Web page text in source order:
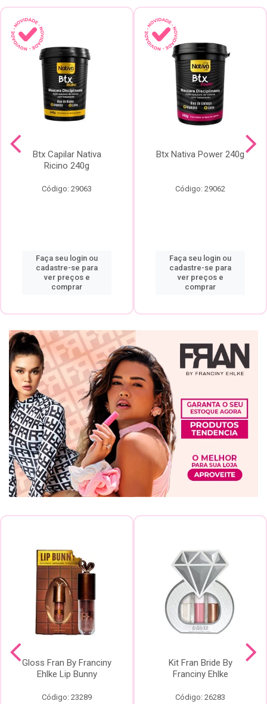
Btx Capilar Nativa
Ricino 240g
Código: 29063
Faça seu login ou
cadastre-se para
ver preços e
comprar
Btx Nativa Power 240g
Código: 29062
Faça seu login ou
cadastre-se para
ver preços e
comprar
Gloss Fran By Franciny
Ehlke Lip Bunny
Código: 23289
Kit Fran Bride By
Franciny Ehlke
Código: 26283